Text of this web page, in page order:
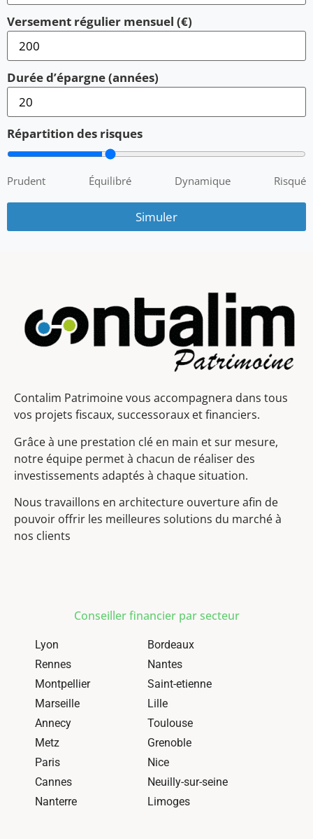
Versement régulier mensuel (€)
Durée d’épargne (années)
Répartition des risques
Prudent Équilibré Dynamique Risqué
Simuler
Contalim Patrimoine vous accompagnera dans tous
vos projets fiscaux, successoraux et financiers.
Grâce à une prestation clé en main et sur mesure,
notre équipe permet à chacun de réaliser des
investissements adaptés à chaque situation.
Nous travaillons en architecture ouverture afin de
pouvoir offrir les meilleures solutions du marché à
nos clients
Conseiller financier par secteur
Lyon
Bordeaux
Rennes
Nantes
Montpellier
Saint-etienne
Marseille
Lille
Annecy
Toulouse
Metz
Grenoble
Paris
Nice
Cannes
Neuilly-sur-seine
Nanterre
Limoges